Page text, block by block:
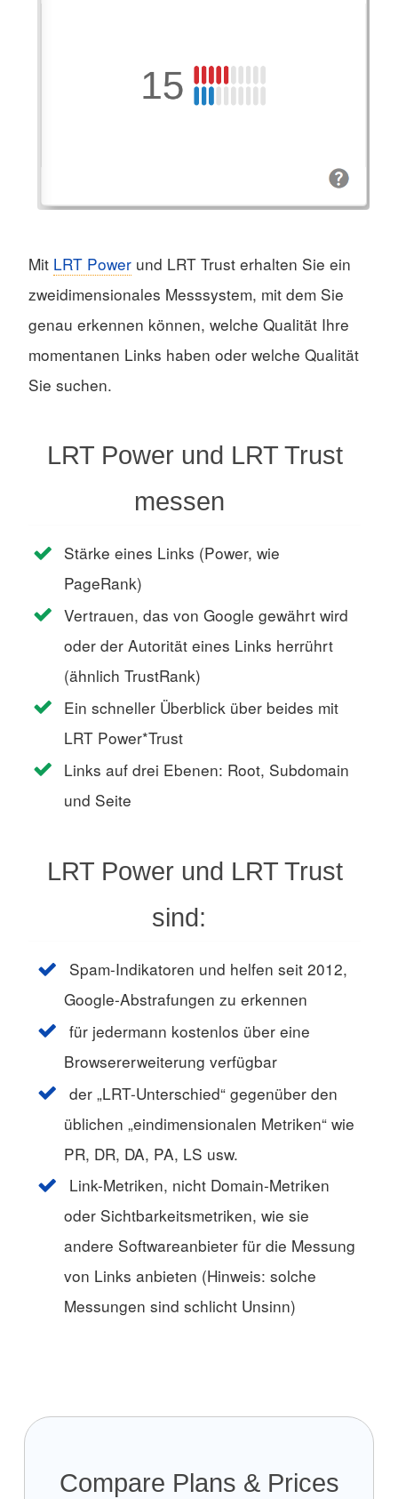
Mit LRT Power und LRT Trust erhalten Sie ein
zweidimensionales Messsystem, mit dem Sie
genau erkennen können, welche Qualität Ihre
momentanen Links haben oder welche Qualität
Sie suchen.
LRT Power und LRT Trust
messen
Stärke eines Links (Power, wie
PageRank)
Vertrauen, das von Google gewährt wird
oder der Autorität eines Links herrührt
(ähnlich TrustRank)
Ein schneller Überblick über beides mit
LRT Power*Trust
Links auf drei Ebenen: Root, Subdomain
und Seite
LRT Power und LRT Trust
sind:
Spam-Indikatoren und helfen seit 2012,
Google-Abstrafungen zu erkennen
für jedermann kostenlos über eine
Browsererweiterung verfügbar
der „LRT-Unterschied“ gegenüber den
üblichen „eindimensionalen Metriken“ wie
PR, DR, DA, PA, LS usw.
Link-Metriken, nicht Domain-Metriken
oder Sichtbarkeitsmetriken, wie sie
andere Softwareanbieter für die Messung
von Links anbieten (Hinweis: solche
Messungen sind schlicht Unsinn)
Compare Plans & Prices